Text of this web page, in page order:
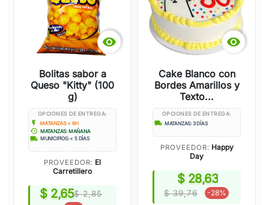

Bolitas sabor a
Queso "Kitty" (100
g)
OPCIONES DE ENTREGA:
flash_on MATANZAS < 6H
history MATANZAS: MAÑANA
local_shipping MUNICIPIOS: < 5 DÍAS
PROVEEDOR: El
Carretillero
$ 2,65$ 2,85

Cake Blanco con
Bordes Amarillos y
Texto...
OPCIONES DE ENTREGA:
local_shipping MATANZAS: 3 DÍAS
PROVEEDOR: Happy
Day
$ 28,63
$ 39,76 -28%